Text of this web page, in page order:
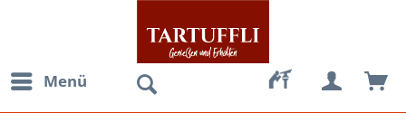
Menü